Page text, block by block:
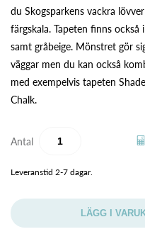
du Skogsparkens vackra
färgskala. Tapeten finns också
samt gråbeige. Mönstret gör
väggar men du kan också
med exempelvis tapeten
Chalk.
Antal
Leveranstid 2-7 dagar.
LÄGG I